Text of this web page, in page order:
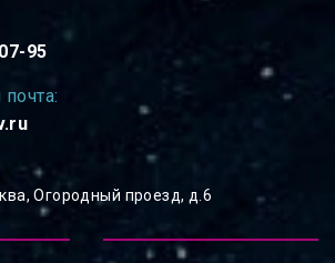
95
Огородный проезд, д.6